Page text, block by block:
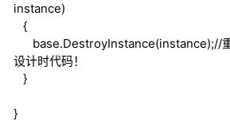
instance)
{
base.DestroyInstance(instance);//
设计时代码！
}
}